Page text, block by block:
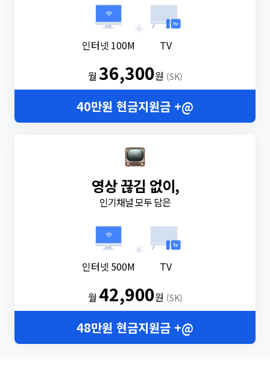
인터넷 100M
+
TV
월36,300원 (SK)
40만원 현금지원금 +@
영상 끊김 없이,
인기채널 모두 담은
인터넷 500M
+
TV
월 42,900원 (SK)
48만원 현금지원금 +@